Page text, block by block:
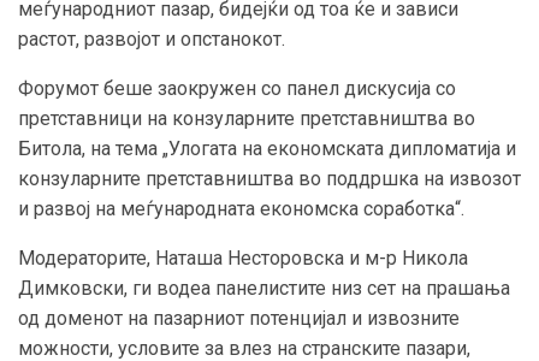
меѓународниот пазар, бидејќи од тоа ќе и зависи
растот, развојот и опстанокот.
Форумот беше заокружен со панел дискусија со
претставници на конзуларните претставништва во
Битола, на тема „Улогата на економската дипломатија и
конзуларните претставништва во поддршка на извозот
и развој на меѓународната економска соработка“.
Модераторите, Наташа Несторовска и м-р Никола
Димковски, ги водеа панелистите низ сет на прашања
од доменот на пазарниот потенцијал и извозните
можности, условите за влез на странските пазари,